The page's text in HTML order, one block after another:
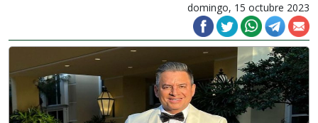
domingo, 15 octubre 2023